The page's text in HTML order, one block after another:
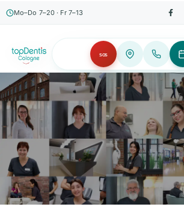
Mo–Do 7–20 · Fr 7–13
SOS